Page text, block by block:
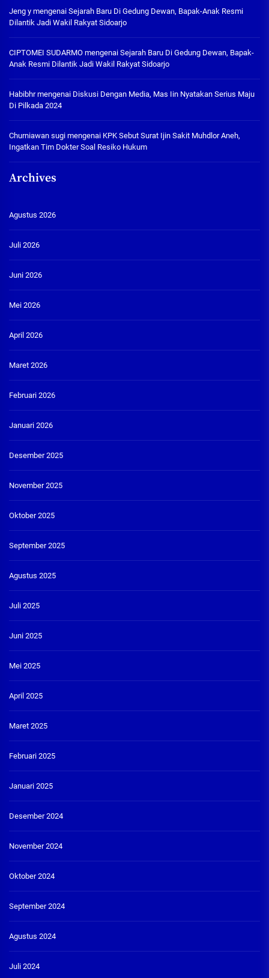
Jeng y mengenai Sejarah Baru Di Gedung Dewan, Bapak-Anak Resmi
Dilantik Jadi Wakil Rakyat Sidoarjo
CIPTOMEI SUDARMO mengenai Sejarah Baru Di Gedung Dewan, Bapak-
Anak Resmi Dilantik Jadi Wakil Rakyat Sidoarjo
Habibhrmengenai Diskusi Dengan Media, Mas Iin Nyatakan Serius Maju
Di Pilkada 2024
Churniawan sugi mengenai KPK Sebut Surat Ijin Sakit Muhdlor Aneh,
Ingatkan Tim Dokter Soal Resiko Hukum
Archives
Agustus 2026
Juli 2026
Juni 2026
Mei 2026
April 2026
Maret 2026
Februari 2026
Januari 2026
Desember 2025
November 2025
Oktober 2025
September 2025
Agustus 2025
Juli 2025
Juni 2025
Mei 2025
April 2025
Maret 2025
Februari 2025
Januari 2025
Desember 2024
November 2024
Oktober 2024
September 2024
Agustus 2024
Juli 2024